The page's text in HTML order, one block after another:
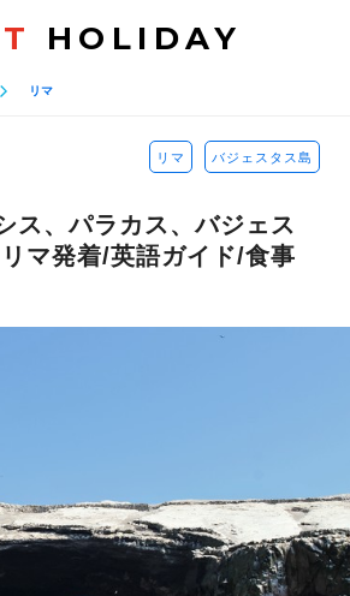
HOLIDAY
リマ
リマ バジェスタス島
ス、パラカス、バジェス
マ発着/英語ガイド/食事